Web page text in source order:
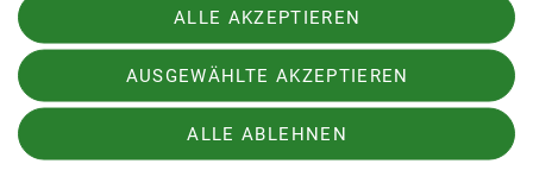
Telefon +496233366157
Datenschutz-Einstellungen
Datenschutz
ALLE AKZEPTIEREN
AUSGEWÄHLTE AKZEPTIEREN
ALLE ABLEHNEN